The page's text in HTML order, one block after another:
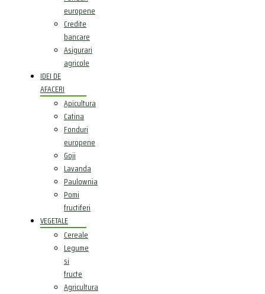
europene
Credite
bancare
Asigurari
agricole
IDEI DE
AFACERI
Apicultura
Catina
Fonduri
europene
Goji
Lavanda
Paulownia
Pomi
fructiferi
VEGETALE
Cereale
Legume
si
fructe
Agricultura